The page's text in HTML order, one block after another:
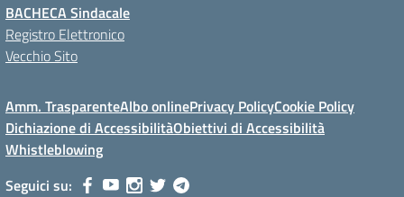
BACHECA Sindacale
Registro Elettronico
Vecchio Sito
Amm. TrasparenteAlbo onlinePrivacy PolicyCookie Policy
Dichiazione di AccessibilitàObiettivi di Accessibilità
Whistleblowing
Seguici su: